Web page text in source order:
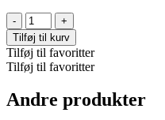
London
studs
antal
Tilføj til kurv
Tilføj til favoritter
Tilføj til favoritter
Andre produkter